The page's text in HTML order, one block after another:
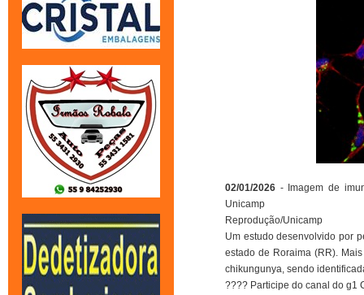
02/01/2026 - Imagem de
Unicamp
Reprodução/Unicamp
Um estudo desenvolvido por
estado de Roraima (RR).
chikungunya, sendo
???? Participe do canal do g1